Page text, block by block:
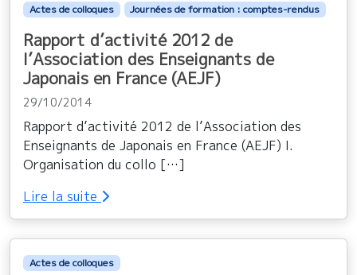
Actes de colloques Journées de formation : comptes-rendus
Rapport d’activité 2012 de
l’Association des Enseignants de
Japonais en France (AEJF)
29/10/2014
Rapport d’activité 2012 de l’Association des
Enseignants de Japonais en France (AEJF) I.
Organisation du collo […]
Lire la suite
Actes de colloques